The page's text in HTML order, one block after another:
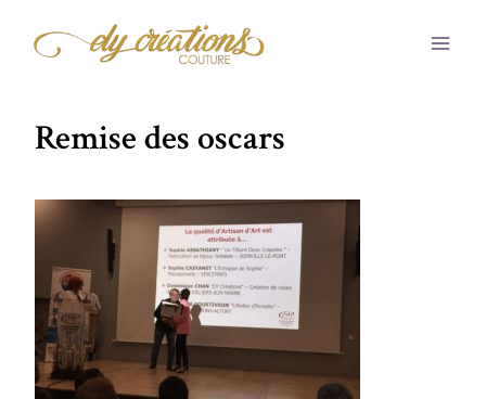
Remise des oscars